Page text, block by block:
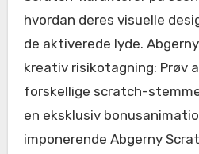
hvordan deres visuelle
de aktiverede lyde.
kreativ risikotagning: Prøv
forskellige scratch-
en eksklusiv
imponerende Abgerny